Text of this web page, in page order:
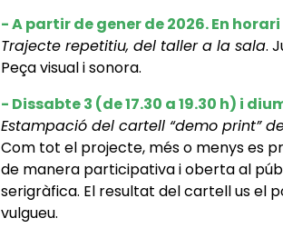
- A partir de gener de 2026. En
Trajecte repetitiu, del taller a la sala.
Peça visual i sonora.
- Dissabte 3 (de 17.30 a 19.30 h) i
Estampació del cartell “demo print”
Com tot el projecte, més o menys es
de manera participativa i oberta al
serigràfica. El resultat del cartell us el
vulgueu.